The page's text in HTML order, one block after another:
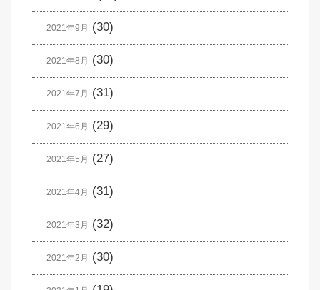
2021年9月 (30)
2021年8月 (30)
2021年7月 (31)
2021年6月 (29)
2021年5月 (27)
2021年4月 (31)
2021年3月 (32)
2021年2月 (30)